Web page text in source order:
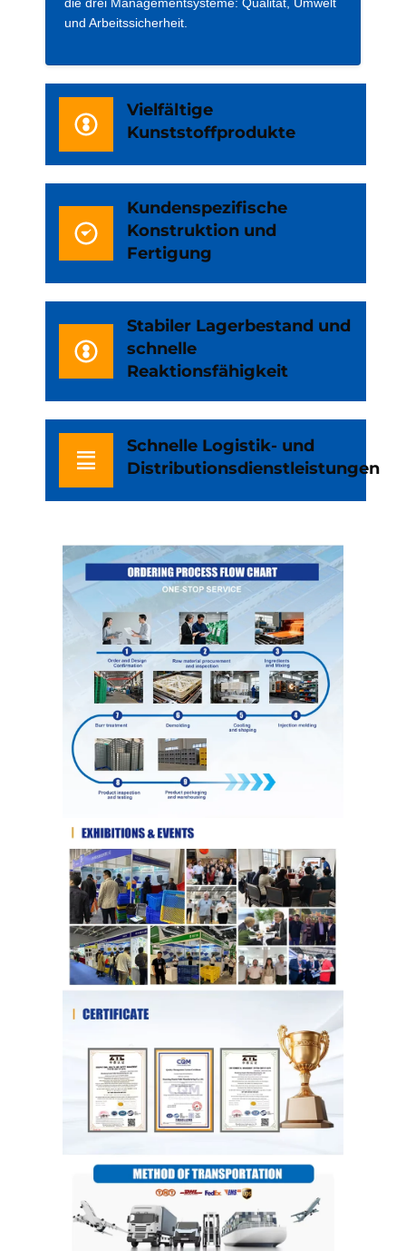
und Arbeitssicherheit.
Vielfältige
Kunststoffprodukte
Kundenspezifische
Konstruktion und
Fertigung
Stabiler Lagerbestand und
schnelle
Reaktionsfähigkeit
Schnelle Logistik- und
Distributionsdienstleistungen